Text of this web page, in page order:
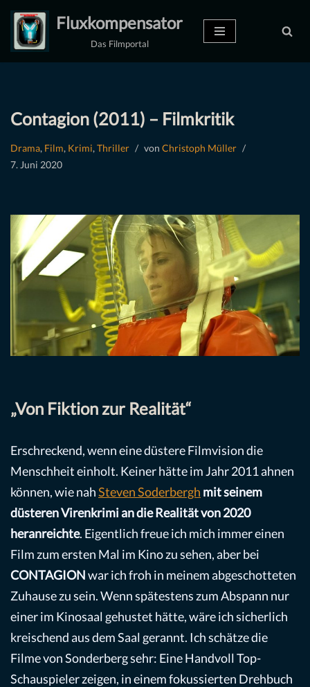
Zum
Inhalt
Fluxkompensator
Das Filmportal
Contagion (2011) – Filmkritik
Drama, Film, Krimi, Thriller von Christoph Müller
7. Juni 2020
„Von Fiktion zur Realität“
Erschreckend, wenn eine düstere Filmvision die
Menschheit einholt. Keiner hätte im Jahr 2011 ahnen
können, wie nahSteven Soderbergh mit seinem
düsteren Virenkrimi an die Realität von 2020
heranreichte. Eigentlich freue ich mich immer einen
Film zum ersten Mal im Kino zu sehen, aber bei
CONTAGIONwar ich froh in meinem abgeschotteten
Zuhause zu sein. Wenn spätestens zum Abspann nur
einer im Kinosaal gehustet hätte, wäre ich sicherlich
kreischend aus dem Saal gerannt. Ich schätze die
Filme von Sonderberg sehr: Eine Handvoll Top-
Schauspieler zeigen, in einem fokussierten Drehbuch